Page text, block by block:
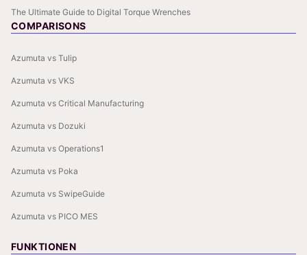
The Ultimate Guide to Digital Torque Wrenches
COMPARISONS
Azumuta vs Tulip
Azumuta vs VKS
Azumuta vs Critical Manufacturing
Azumuta vs Dozuki
Azumuta vs Operations1
Azumuta vs Poka
Azumuta vs SwipeGuide
Azumuta vs PICO MES
FUNKTIONEN